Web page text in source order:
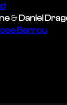
&Daniel
Berrou